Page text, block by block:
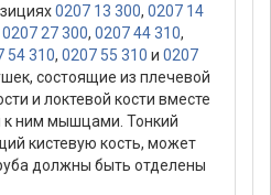
0207 13 300, 0207 14
0207 27 300, 0207 44 310,
54 310, 0207 55 310 и 0207
состоящие из плечевой
и локтевой кости вместе
ним мышцами. Тонкий
кистевую кость, может
должны быть отделены